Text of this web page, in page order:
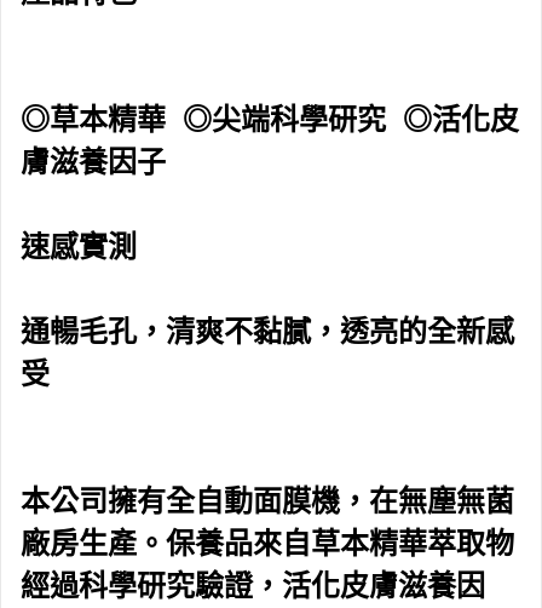
◎草本精華 ◎尖端科學研究 ◎活化皮
膚滋養因子
速感實測
通暢毛孔，清爽不黏膩，透亮的全新感
受
本公司擁有全自動面膜機，在無塵無菌
廠房生產。保養品來自草本精華萃取物
經過科學研究驗證，活化皮膚滋養因